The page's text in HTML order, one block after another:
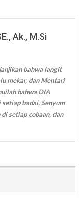
Ak., M.Si
bahwa langit
mekar, dan Mentari
bahwa DIA
badai, Senyum
setiap cobaan, dan